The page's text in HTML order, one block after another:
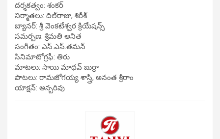
ద‌ర్శ‌క‌త్వం: శంక‌ర్‌
నిర్మాత‌లు: దిల్‌రాజు, శిరీశ్‌
బ్యాన‌ర్‌: శ్రీ వెంక‌టేశ్వ‌ర క్రియేష‌న్స్‌
స‌మ‌ర్ప‌ణ‌: శ్రీమ‌తి అనిత‌
సంగీతం: ఎస్‌.ఎస్‌.త‌మ‌న్‌
సినిమాటోగ్ర‌ఫీ: తిరు
మాట‌లు: సాయి మాధ‌వ్ బుర్రా
పాట‌లు: రామ‌జోగ‌య్య శాస్త్రి, అనంత శ్రీరాం
యాక్ష‌న్‌: అన్బ‌రివు